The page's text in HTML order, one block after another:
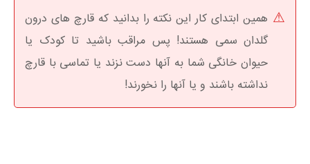
همین ابتدای کار این نکته را بدانید که قارچ های درون
گلدان سمی هستند! پس مراقب باشید تا کودک یا
حیوان خانگی شما به آنها دست نزند یا تماسی با قارچ
نداشته باشند و یا آنها را نخورند!